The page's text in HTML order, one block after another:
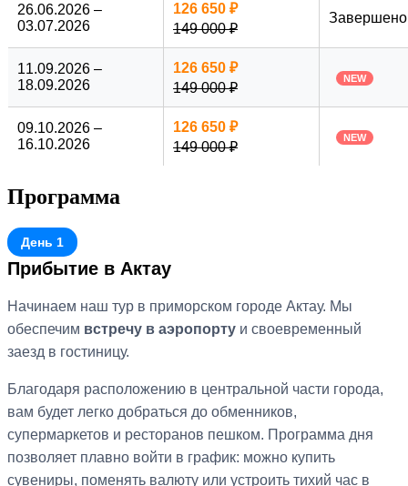
выиграть в цене перелета. Не упустите возможность
отправиться в приключение, которое останется в сердце
26.06.2026 –
03.07.2026
126 650 ₽
149 000 ₽
Завершено
11.09.2026 –
18.09.2026
126 650 ₽
149 000 ₽
NEW
09.10.2026 –
16.10.2026
126 650 ₽
149 000 ₽
NEW
Программа
День 1
Прибытие в Актау
Начинаем наш тур в приморском городе Актау. Мы
обеспечим встречу в аэропорту и своевременный
заезд в гостиницу.
Благодаря расположению в центральной части города,
вам будет легко добраться до обменников,
супермаркетов и ресторанов пешком. Программа дня
позволяет плавно войти в график: можно купить
сувениры, поменять валюту или устроить тихий час в